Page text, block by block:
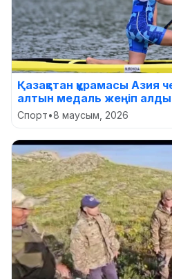
Қазақстан құрамасы Азия
алтын медаль жеңіп алды
Спорт•8 маусым, 2026